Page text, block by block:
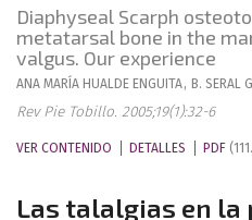
Diaphyseal Scarph
metatarsal bone in the
valgus. Our experience
ANA MARÍA HUALDE ENGUITA, B. SERAL
Rev Pie Tobillo. 2005;19(1):32-6
VER CONTENIDO DETALLES PDF
Las talalgias en la